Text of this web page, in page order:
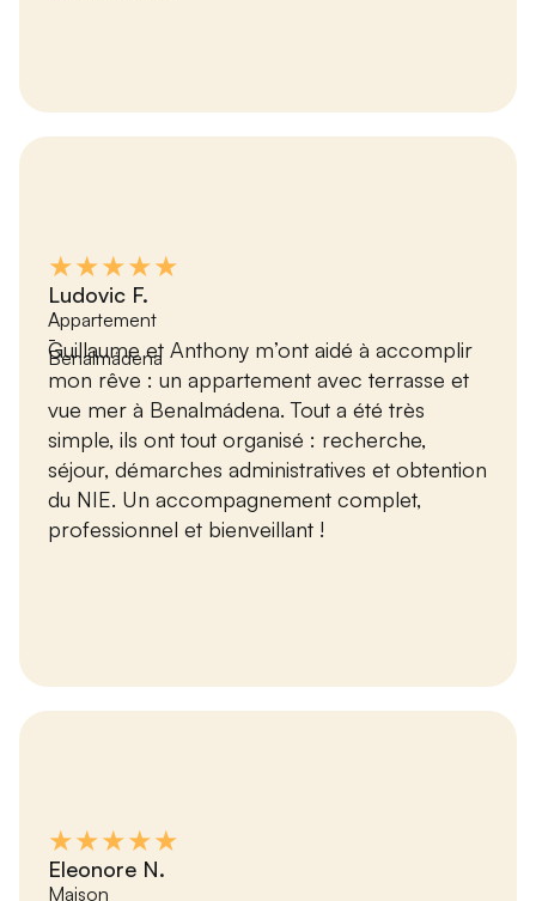
★★★★★
Ludovic F.
Appartement
-
Benalmádena
Guillaume et Anthony m’ont aidé à accomplir
mon rêve : un appartement avec terrasse et
vue mer à Benalmádena. Tout a été très
simple, ils ont tout organisé : recherche,
séjour, démarches administratives et obtention
du NIE. Un accompagnement complet,
professionnel et bienveillant !
★★★★★
Eleonore N.
Maison